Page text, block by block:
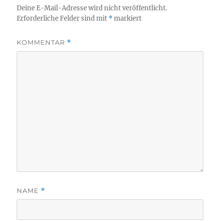
Deine E-Mail-Adresse wird nicht veröffentlicht.
Erforderliche Felder sind mit *markiert
KOMMENTAR *
NAME *